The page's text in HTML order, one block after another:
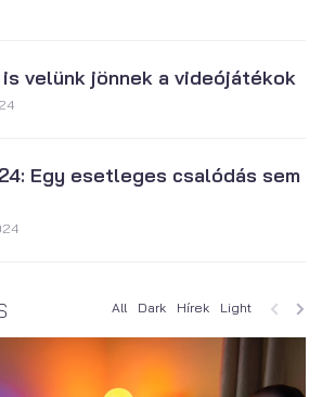
is velünk jönnek a videójátékok
Egy esetleges csalódás sem
All Dark Hírek Light